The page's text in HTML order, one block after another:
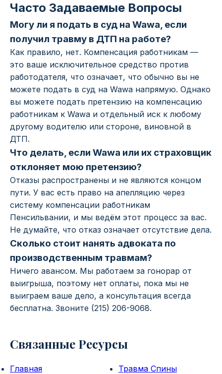
Часто Задаваемые Вопросы
Могу ли я подать в суд на Wawa, если
получил травму в ДТП на работе?
Как правило, нет. Компенсация работникам —
это ваше исключительное средство против
работодателя, что означает, что обычно вы не
можете подать в суд на Wawa напрямую. Однако
вы можете подать претензию на компенсацию
работникам к Wawa и отдельный иск к любому
другому водителю или стороне, виновной в
ДТП.
Что делать, если Wawa или их страховщик
отклоняет мою претензию?
Отказы распространены и не являются концом
пути. У вас есть право на апелляцию через
систему компенсации работникам
Пенсильвании, и мы ведём этот процесс за вас.
Не думайте, что отказ означает отсутствие дела.
Сколько стоит нанять адвоката по
производственным травмам?
Ничего авансом. Мы работаем за гонорар от
выигрыша, поэтому нет оплаты, пока мы не
выиграем ваше дело, а консультация всегда
бесплатна. Звоните (215) 206-9068.
Связанные Ресурсы
Главная Травма Спины